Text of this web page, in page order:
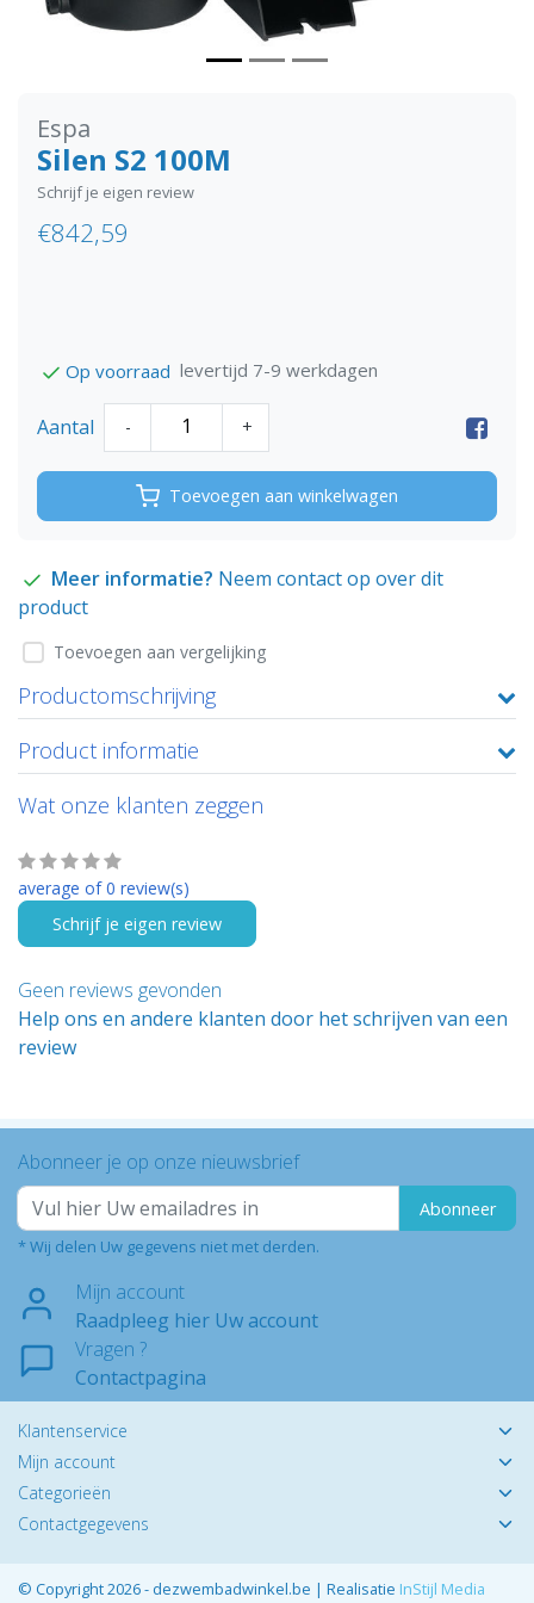
Espa
Silen S2 100M
Schrijf je eigen review
€842,59
Op voorraad levertijd 7-9 werkdagen
Aantal - +
Toevoegen aan winkelwagen
Meer informatie? Neem contact op over dit
product
Toevoegen aan vergelijking
Productomschrijving
Product informatie
Wat onze klanten zeggen
average of 0 review(s)
Schrijf je eigen review
Geen reviews gevonden
Help ons en andere klanten door het schrijven van een
review
Abonneer je op onze nieuwsbrief
Abonneer
* Wij delen Uw gegevens niet met derden.
Mijn account
Raadpleeg hier Uw account
Vragen ?
Contactpagina
Klantenservice
Mijn account
Categorieën
Contactgegevens
© Copyright 2026 - dezwembadwinkel.be | Realisatie InStijl Media